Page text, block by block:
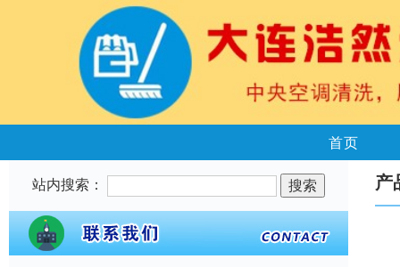
首页
站内搜索： 产